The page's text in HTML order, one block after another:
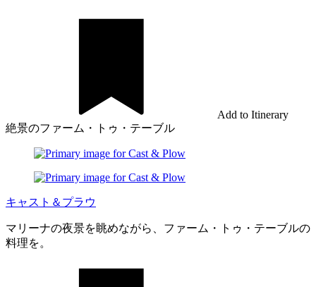
Add to Itinerary
絶景のファーム・トゥ・テーブル
キャスト＆プラウ
マリーナの夜景を眺めながら、ファーム・トゥ・テーブルの
料理を。